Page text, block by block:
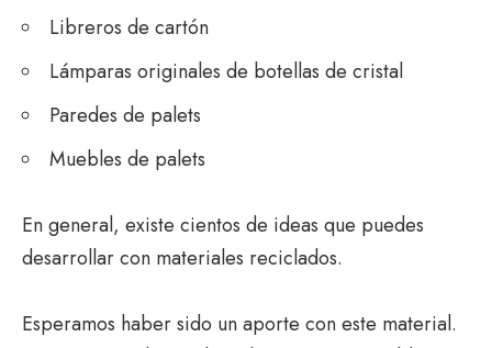
Libreros de cartón
Lámparas originales de botellas de cristal
Paredes de palets
Muebles de palets
En general, existe cientos de ideas que puedes
desarrollar con materiales reciclados.
Esperamos haber sido un aporte con este material.